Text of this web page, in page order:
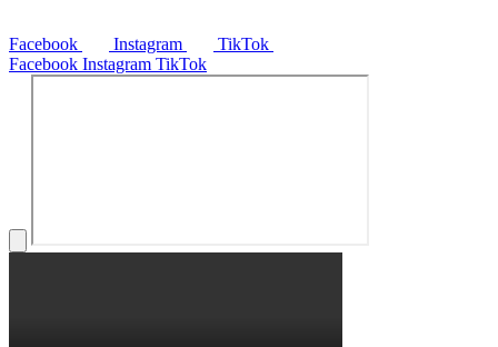
Facebook Instagram
TikTok
Facebook Instagram TikTok